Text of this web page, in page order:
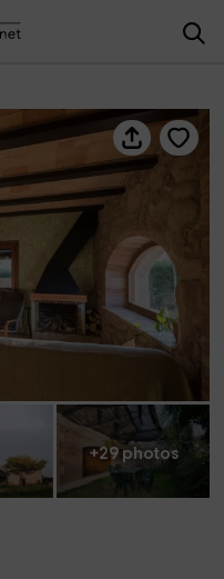
+29 photos